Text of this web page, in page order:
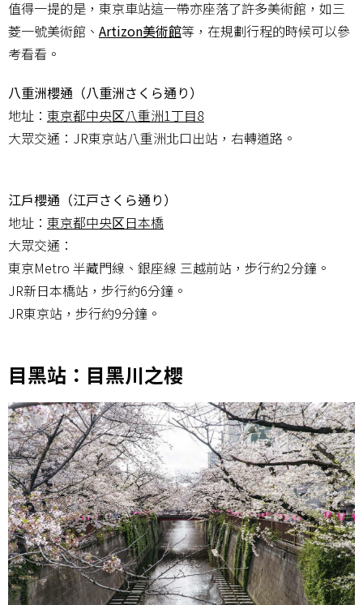
值得一提的是，東京車站這一帶亦座落了許多美術館，如三
菱一號美術館、 Artizon美術館等，在規劃行程的時候可以參
考看看。
八重洲櫻通（八重洲さくら通り）
地址： 東京都中央区八重洲1丁目8
大眾交通：JR東京站八重洲北口出站，右轉道路。
江戶櫻通（江戸さくら通り）
地址： 東京都中央区日本橋
大眾交通：
東京Metro 半藏門線、銀座線 三越前站，步行約2分鐘。
JR新日本橋站，步行約6分鐘。
JR東京站，步行約9分鐘。
目黑站：目黑川之櫻